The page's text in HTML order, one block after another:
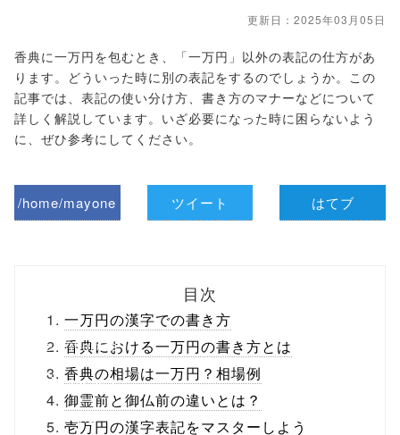
更新日：2025年03月05日
香典に一万円を包むとき、「一万円」以外の表記の仕方があ
ります。どういった時に別の表記をするのでしょうか。この
記事では、表記の使い分け方、書き方のマナーなどについて
詳しく解説しています。いざ必要になった時に困らないよう
に、ぜひ参考にしてください。
/home/mayone
content/themes
/tapbiz_theme/
parts/sns-
ツイート はてブ
目次
一万円の漢字での書き方
香典における一万円の書き方とは
香典の相場は一万円？相場例
御霊前と御仏前の違いとは？
壱万円の漢字表記をマスターしよう